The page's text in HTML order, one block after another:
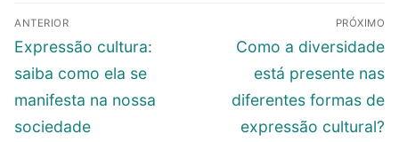
Navegação
de
Post
ANTERIOR
Post
anterior:
Expressão cultura:
saiba como ela se
manifesta na nossa
sociedade
PRÓXIMO
Próximo
post:
Como a diversidade
está presente nas
diferentes formas de
expressão cultural?